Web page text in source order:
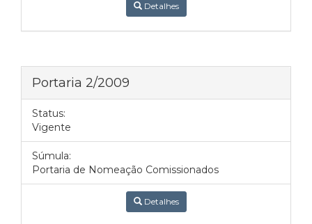
Detalhes
Portaria 2/2009
Status:
Vigente
Súmula:
Portaria de Nomeação Comissionados
Detalhes